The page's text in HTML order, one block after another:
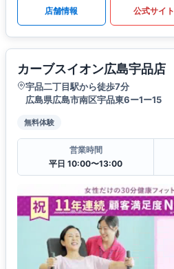
店舗情報 公式サイト
カーブスイオン広島宇品店
宇品二丁目駅から徒歩7分
広島県広島市南区宇品東6ー1ー15
無料体験
営業時間
平日 10:00〜13:00